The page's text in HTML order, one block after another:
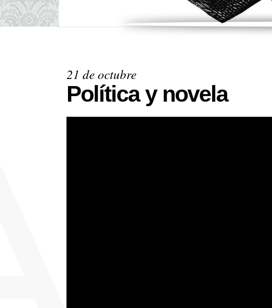
21 de octubre
Política y novela